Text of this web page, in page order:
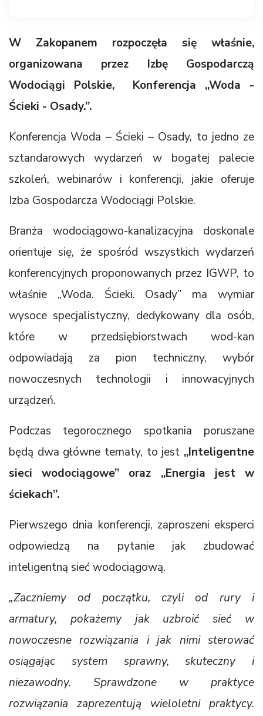
W Zakopanem rozpoczęła się właśnie,
organizowana przez Izbę Gospodarczą
Wodociągi Polskie, Konferencja „Woda -
Ścieki - Osady.”.
Konferencja Woda – Ścieki – Osady, to jedno ze
sztandarowych wydarzeń w bogatej palecie
szkoleń, webinarów i konferencji, jakie oferuje
Izba Gospodarcza Wodociągi Polskie.
Branża wodociągowo-kanalizacyjna doskonale
orientuje się, że spośród wszystkich wydarzeń
konferencyjnych proponowanych przez IGWP, to
właśnie „Woda. Ścieki. Osady” ma wymiar
wysoce specjalistyczny, dedykowany dla osób,
które w przedsiębiorstwach wod-kan
odpowiadają za pion techniczny, wybór
nowoczesnych technologii i innowacyjnych
urządzeń.
Podczas tegorocznego spotkania poruszane
będą dwa główne tematy, to jest „Inteligentne
sieci wodociągowe” oraz „Energia jest w
ściekach”.
Pierwszego dnia konferencji, zaproszeni eksperci
odpowiedzą na pytanie jak zbudować
inteligentną sieć wodociągową.
„Zaczniemy od początku, czyli od rury i
armatury, pokażemy jak uzbroić sieć w
nowoczesne rozwiązania i jak nimi sterować
osiągając system sprawny, skuteczny i
niezawodny. Sprawdzone w praktyce
rozwiązania zaprezentują wieloletni praktycy.